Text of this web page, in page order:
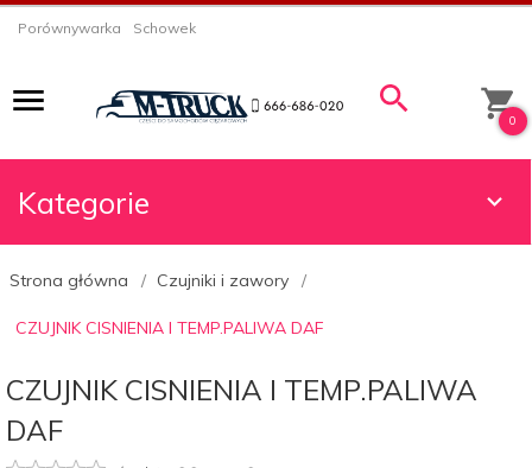
Porównywarka Schowek
0
Kategorie
Strona główna Czujniki i zawory
CZUJNIK CISNIENIA I TEMP.PALIWA DAF
CZUJNIK CISNIENIA I TEMP.PALIWA
DAF